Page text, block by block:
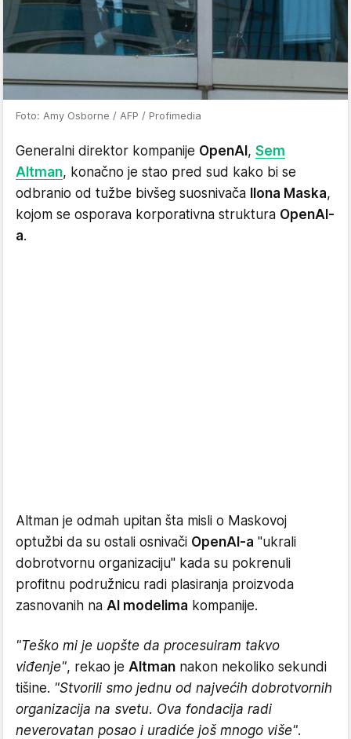
Foto: Amy Osborne / AFP / Profimedia
Generalni direktor kompanije OpenAI, Sem
Altman, konačno je stao pred sud kako bi se
odbranio od tužbe bivšeg suosnivača Ilona Maska,
kojom se osporava korporativna struktura OpenAI-
a.
Altman je odmah upitan šta misli o Maskovoj
optužbi da su ostali osnivači OpenAI-a "ukrali
dobrotvornu organizaciju" kada su pokrenuli
profitnu podružnicu radi plasiranja proizvoda
zasnovanih na AI modelima kompanije.
"Teško mi je uopšte da procesuiram takvo
viđenje", rekao je Altman nakon nekoliko sekundi
tišine. "Stvorili smo jednu od najvećih dobrotvornih
organizacija na svetu. Ova fondacija radi
neverovatan posao i uradiće još mnogo više".